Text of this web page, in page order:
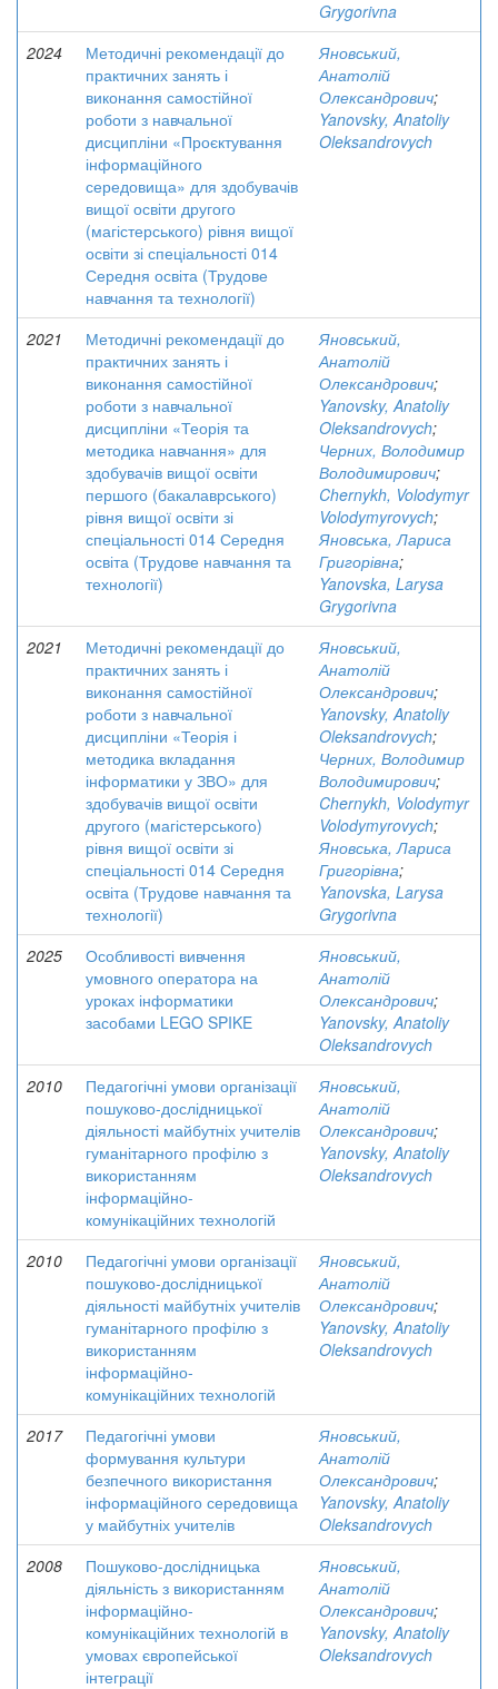
Grygorivna
2024
Методичні рекомендації до
практичних занять і
виконання самостійної
роботи з навчальної
дисципліни «Проєктування
інформаційного
середовища» для здобувачів
вищої освіти другого
(магістерського) рівня вищої
освіти зі спеціальності 014
Середня освіта (Трудове
навчання та технології)
Яновський,
Анатолій
Олександрович;
Yanovsky, Anatoliy
Oleksandrovych
2021
Методичні рекомендації до
практичних занять і
виконання самостійної
роботи з навчальної
дисципліни «Теорія та
методика навчання» для
здобувачів вищої освіти
першого (бакалаврського)
рівня вищої освіти зі
спеціальності 014 Середня
освіта (Трудове навчання та
технології)
Яновський,
Анатолій
Олександрович;
Yanovsky, Anatoliy
Oleksandrovych;
Черних, Володимир
Володимирович;
Chernykh, Volodymyr
Volodymyrovych;
Яновська, Лариса
Григорівна;
Yanovska, Larysa
Grygorivna
2021
Методичні рекомендації до
практичних занять і
виконання самостійної
роботи з навчальної
дисципліни «Теорія і
методика вкладання
інформатики у ЗВО» для
здобувачів вищої освіти
другого (магістерського)
рівня вищої освіти зі
спеціальності 014 Середня
освіта (Трудове навчання та
технології)
Яновський,
Анатолій
Олександрович;
Yanovsky, Anatoliy
Oleksandrovych;
Черних, Володимир
Володимирович;
Chernykh, Volodymyr
Volodymyrovych;
Яновська, Лариса
Григорівна;
Yanovska, Larysa
Grygorivna
2025
Особливості вивчення
умовного оператора на
уроках інформатики
засобами LEGO SPIKE
Яновський,
Анатолій
Олександрович;
Yanovsky, Anatoliy
Oleksandrovych
2010
Педагогічні умови організації
пошуково-дослідницької
діяльності майбутніх учителів
гуманітарного профілю з
використанням
інформаційно-
комунікаційних технологій
Яновський,
Анатолій
Олександрович;
Yanovsky, Anatoliy
Oleksandrovych
2010
Педагогічні умови організації
пошуково-дослідницької
діяльності майбутніх учителів
гуманітарного профілю з
використанням
інформаційно-
комунікаційних технологій
Яновський,
Анатолій
Олександрович;
Yanovsky, Anatoliy
Oleksandrovych
2017
Педагогічні умови
формування культури
безпечного використання
інформаційного середовища
у майбутніх учителів
Яновський,
Анатолій
Олександрович;
Yanovsky, Anatoliy
Oleksandrovych
2008
Пошуково-дослідницька
діяльність з використанням
інформаційно-
комунікаційних технологій в
умовах європейської
інтеграції
Яновський,
Анатолій
Олександрович;
Yanovsky, Anatoliy
Oleksandrovych